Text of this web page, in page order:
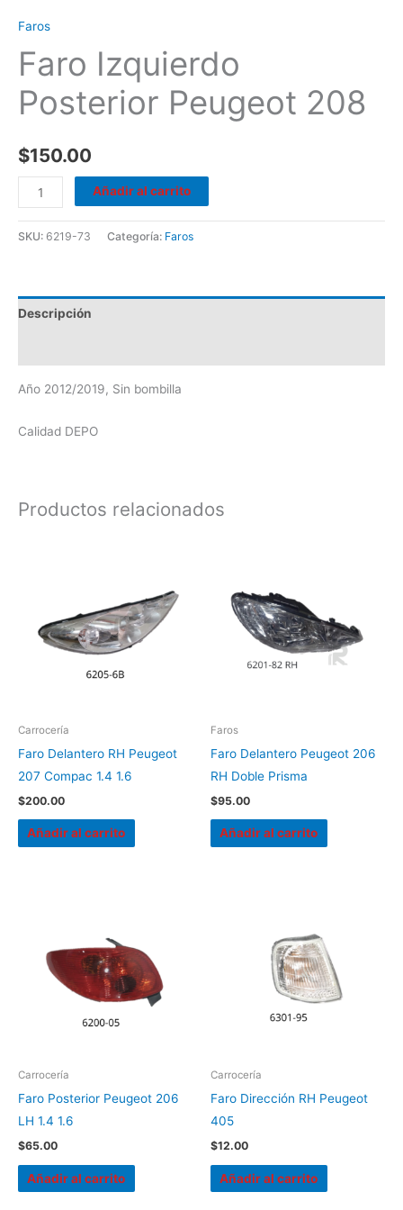
Faros
Faro Izquierdo
Posterior Peugeot 208
$150.00
Añadir al carrito
SKU: 6219-73 Categoría: Faros
Descripción
Año 2012/2019, Sin bombilla
Calidad DEPO
Productos relacionados
Carrocería
Faro Delantero RH Peugeot
207 Compac 1.4 1.6
$200.00
Añadir al carrito
Faros
Faro Delantero Peugeot 206
RH Doble Prisma
$95.00
Añadir al carrito
Carrocería
Faro Posterior Peugeot 206
LH 1.4 1.6
$65.00
Añadir al carrito
Carrocería
Faro Dirección RH Peugeot
405
$12.00
Añadir al carrito